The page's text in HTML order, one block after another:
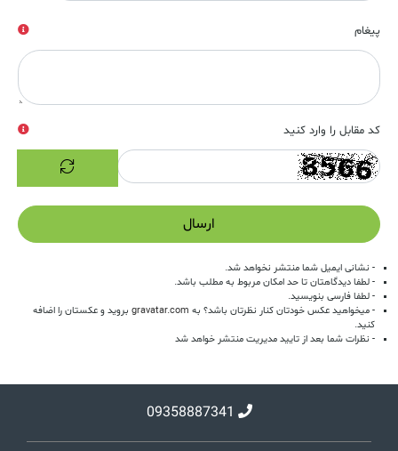
پیغام
کد مقابل را وارد کنید
ارسال
- نشانی ایمیل شما منتشر نخواهد شد.
- لطفا دیدگاهتان تا حد امکان مربوط به مطلب باشد.
- لطفا فارسی بنویسید.
- میخواهید عکس خودتان کنار نظرتان باشد؟ به gravatar.com بروید و عکستان را اضافه
کنید.
- نظرات شما بعد از تایید مدیریت منتشر خواهد شد
09358887341